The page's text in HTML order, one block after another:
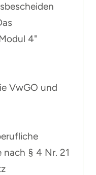
4"
VwGO und
§ 4 Nr. 21